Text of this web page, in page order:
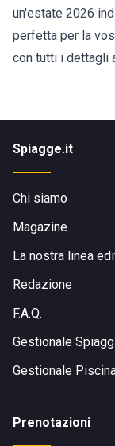
un'estate 2026
perfetta per la
con tutti i dettagli
Spiagge.it
Chi siamo
Magazine
La nostra linea
Redazione
F.A.Q.
Gestionale
Gestionale
Prenotazioni